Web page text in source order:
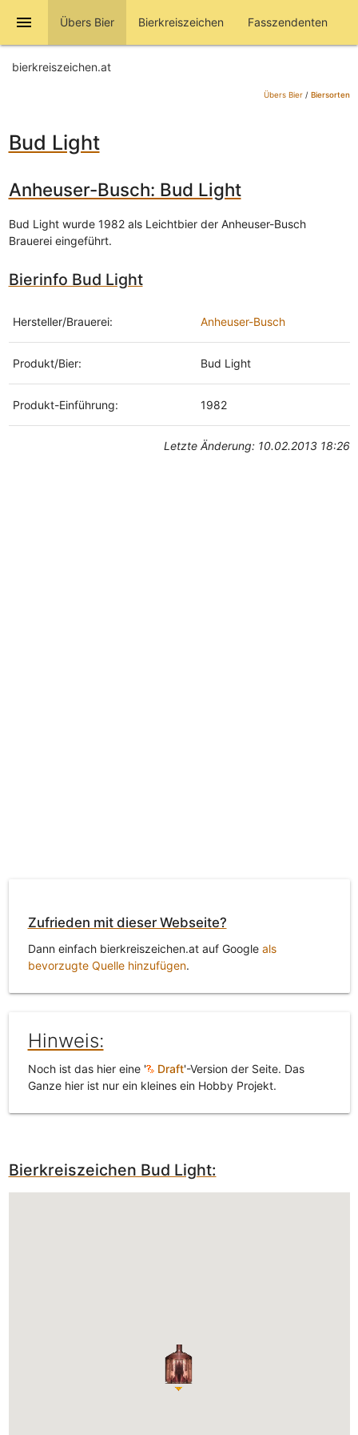
menu Übers Bier Bierkreiszeichen Fasszendenten
bierkreiszeichen.at
Übers Bier/ Biersorten
Bud Light
Anheuser-Busch: Bud Light
Bud Light wurde 1982 als Leichtbier der Anheuser-Busch
Brauerei eingeführt.
Bierinfo Bud Light
Hersteller/Brauerei: Anheuser-Busch
Produkt/Bier: Bud Light
Produkt-Einführung: 1982
Letzte Änderung: 10.02.2013 18:26
Zufrieden mit dieser Webseite?
Dann einfach bierkreiszeichen.at auf Google als
bevorzugte Quelle hinzufügen.
Hinweis:
Noch ist das hier eine ' Draft'-Version der Seite. Das
Ganze hier ist nur ein kleines ein Hobby Projekt.
Bierkreiszeichen Bud Light: